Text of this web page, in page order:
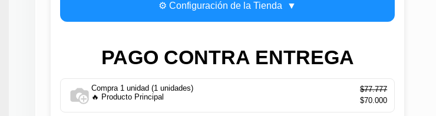
⚙️ Configuración de la Tienda
PAGO CONTRA ENTREGA
Compra 1 unidad (1 unidades)
🔥 Producto Principal
$77.777
$70.000